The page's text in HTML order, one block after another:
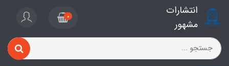
انتشارات
مشهور
0